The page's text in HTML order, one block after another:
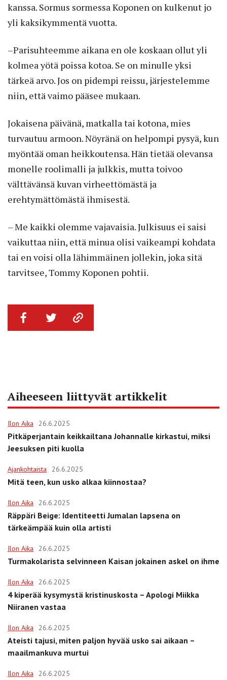
kanssa. Sormus sormessa Koponen on kulkenut jo
yli kaksikymmentä vuotta.
–Parisuhteemme aikana en ole koskaan ollut yli
kolmea yötä poissa kotoa. Se on minulle yksi
tärkeä arvo. Jos on pidempi reissu, järjestelemme
niin, että vaimo pääsee mukaan.
Jokaisena päivänä, matkalla tai kotona, mies
turvautuu armoon. Nöyränä on helpompi pysyä, kun
myöntää oman heikkoutensa. Hän tietää olevansa
monelle roolimalli ja julkkis, mutta toivoo
välttävänsä kuvan virheettömästä ja
erehtymättömästä ihmisestä.
– Me kaikki olemme vajavaisia. Julkisuus ei saisi
vaikuttaa niin, että minua olisi vaikeampi kohdata
tai en voisi olla lähimmäinen jollekin, joka sitä
tarvitsee, Tommy Koponen pohtii.
Aiheeseen liittyvät artikkelit
Ilon Aika 26.6.2025
Pitkäperjantain keikkailtana Johannalle kirkastui, miksi
Jeesuksen piti kuolla
Ajankohtaista 26.6.2025
Mitä teen, kun usko alkaa kiinnostaa?
Ilon Aika 26.6.2025
Räppäri Beige: Identiteetti Jumalan lapsena on
tärkeämpää kuin olla artisti
Ilon Aika 26.6.2025
Turmakolarista selvinneen Kaisan jokainen askel on ihme
Ilon Aika 26.6.2025
4 kiperää kysymystä kristinuskosta – Apologi Miikka
Niiranen vastaa
Ilon Aika 26.6.2025
Ateisti tajusi, miten paljon hyvää usko sai aikaan –
maailmankuva murtui
Ilon Aika 26.6.2025